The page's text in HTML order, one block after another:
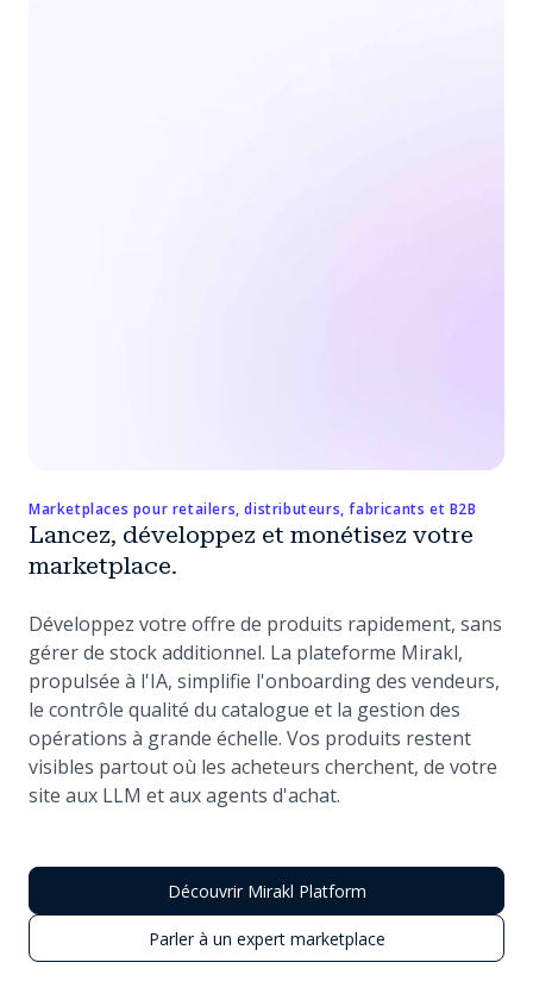
Marketplaces pour retailers, distributeurs, fabricants et B2B
Lancez, développez et monétisez votre
marketplace.
Développez votre offre de produits rapidement, sans
gérer de stock additionnel. La plateforme Mirakl,
propulsée à l'IA, simplifie l'onboarding des vendeurs,
le contrôle qualité du catalogue et la gestion des
opérations à grande échelle. Vos produits restent
visibles partout où les acheteurs cherchent, de votre
site aux LLM et aux agents d'achat.
Découvrir Mirakl Platform
Parler à un expert marketplace